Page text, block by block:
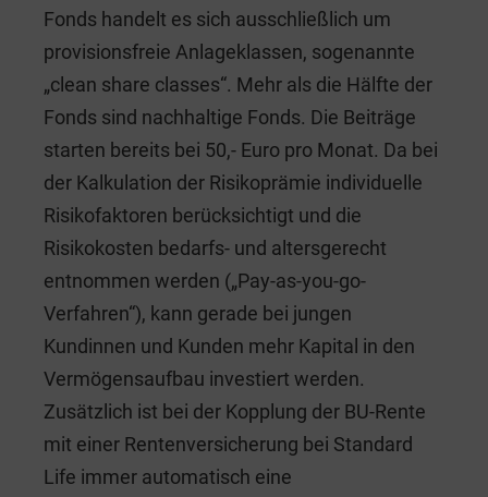
Fonds handelt es sich ausschließlich um
provisionsfreie Anlageklassen, sogenannte
„clean share classes“. Mehr als die Hälfte der
Fonds sind nachhaltige Fonds. Die Beiträge
starten bereits bei 50,- Euro pro Monat. Da bei
der Kalkulation der Risikoprämie individuelle
Risikofaktoren berücksichtigt und die
Risikokosten bedarfs- und altersgerecht
entnommen werden („Pay-as-you-go-
Verfahren“), kann gerade bei jungen
Kundinnen und Kunden mehr Kapital in den
Vermögensaufbau investiert werden.
Zusätzlich ist bei der Kopplung der BU-Rente
mit einer Rentenversicherung bei Standard
Life immer automatisch eine